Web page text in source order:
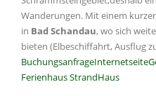
Wanderungen. Mit einem
in Bad Schandau, wo sich
bieten (Elbeschiffahrt, Ausflug
BuchungsanfrageInternetseite
Ferienhaus StrandHaus